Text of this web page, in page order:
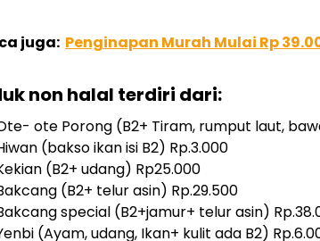
juga: Penginapan Murah Mulai Rp
non halal terdiri dari:
ote Porong (B2+ Tiram, rumput laut,
(bakso ikan isi B2) Rp.3.000
(B2+ udang) Rp25.000
(B2+ telur asin) Rp.29.500
special (B2+jamur+ telur asin)
(Ayam, udang, Ikan+ kulit ada B2)